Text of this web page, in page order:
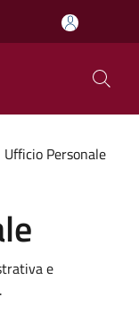
Ufficio Personale
e